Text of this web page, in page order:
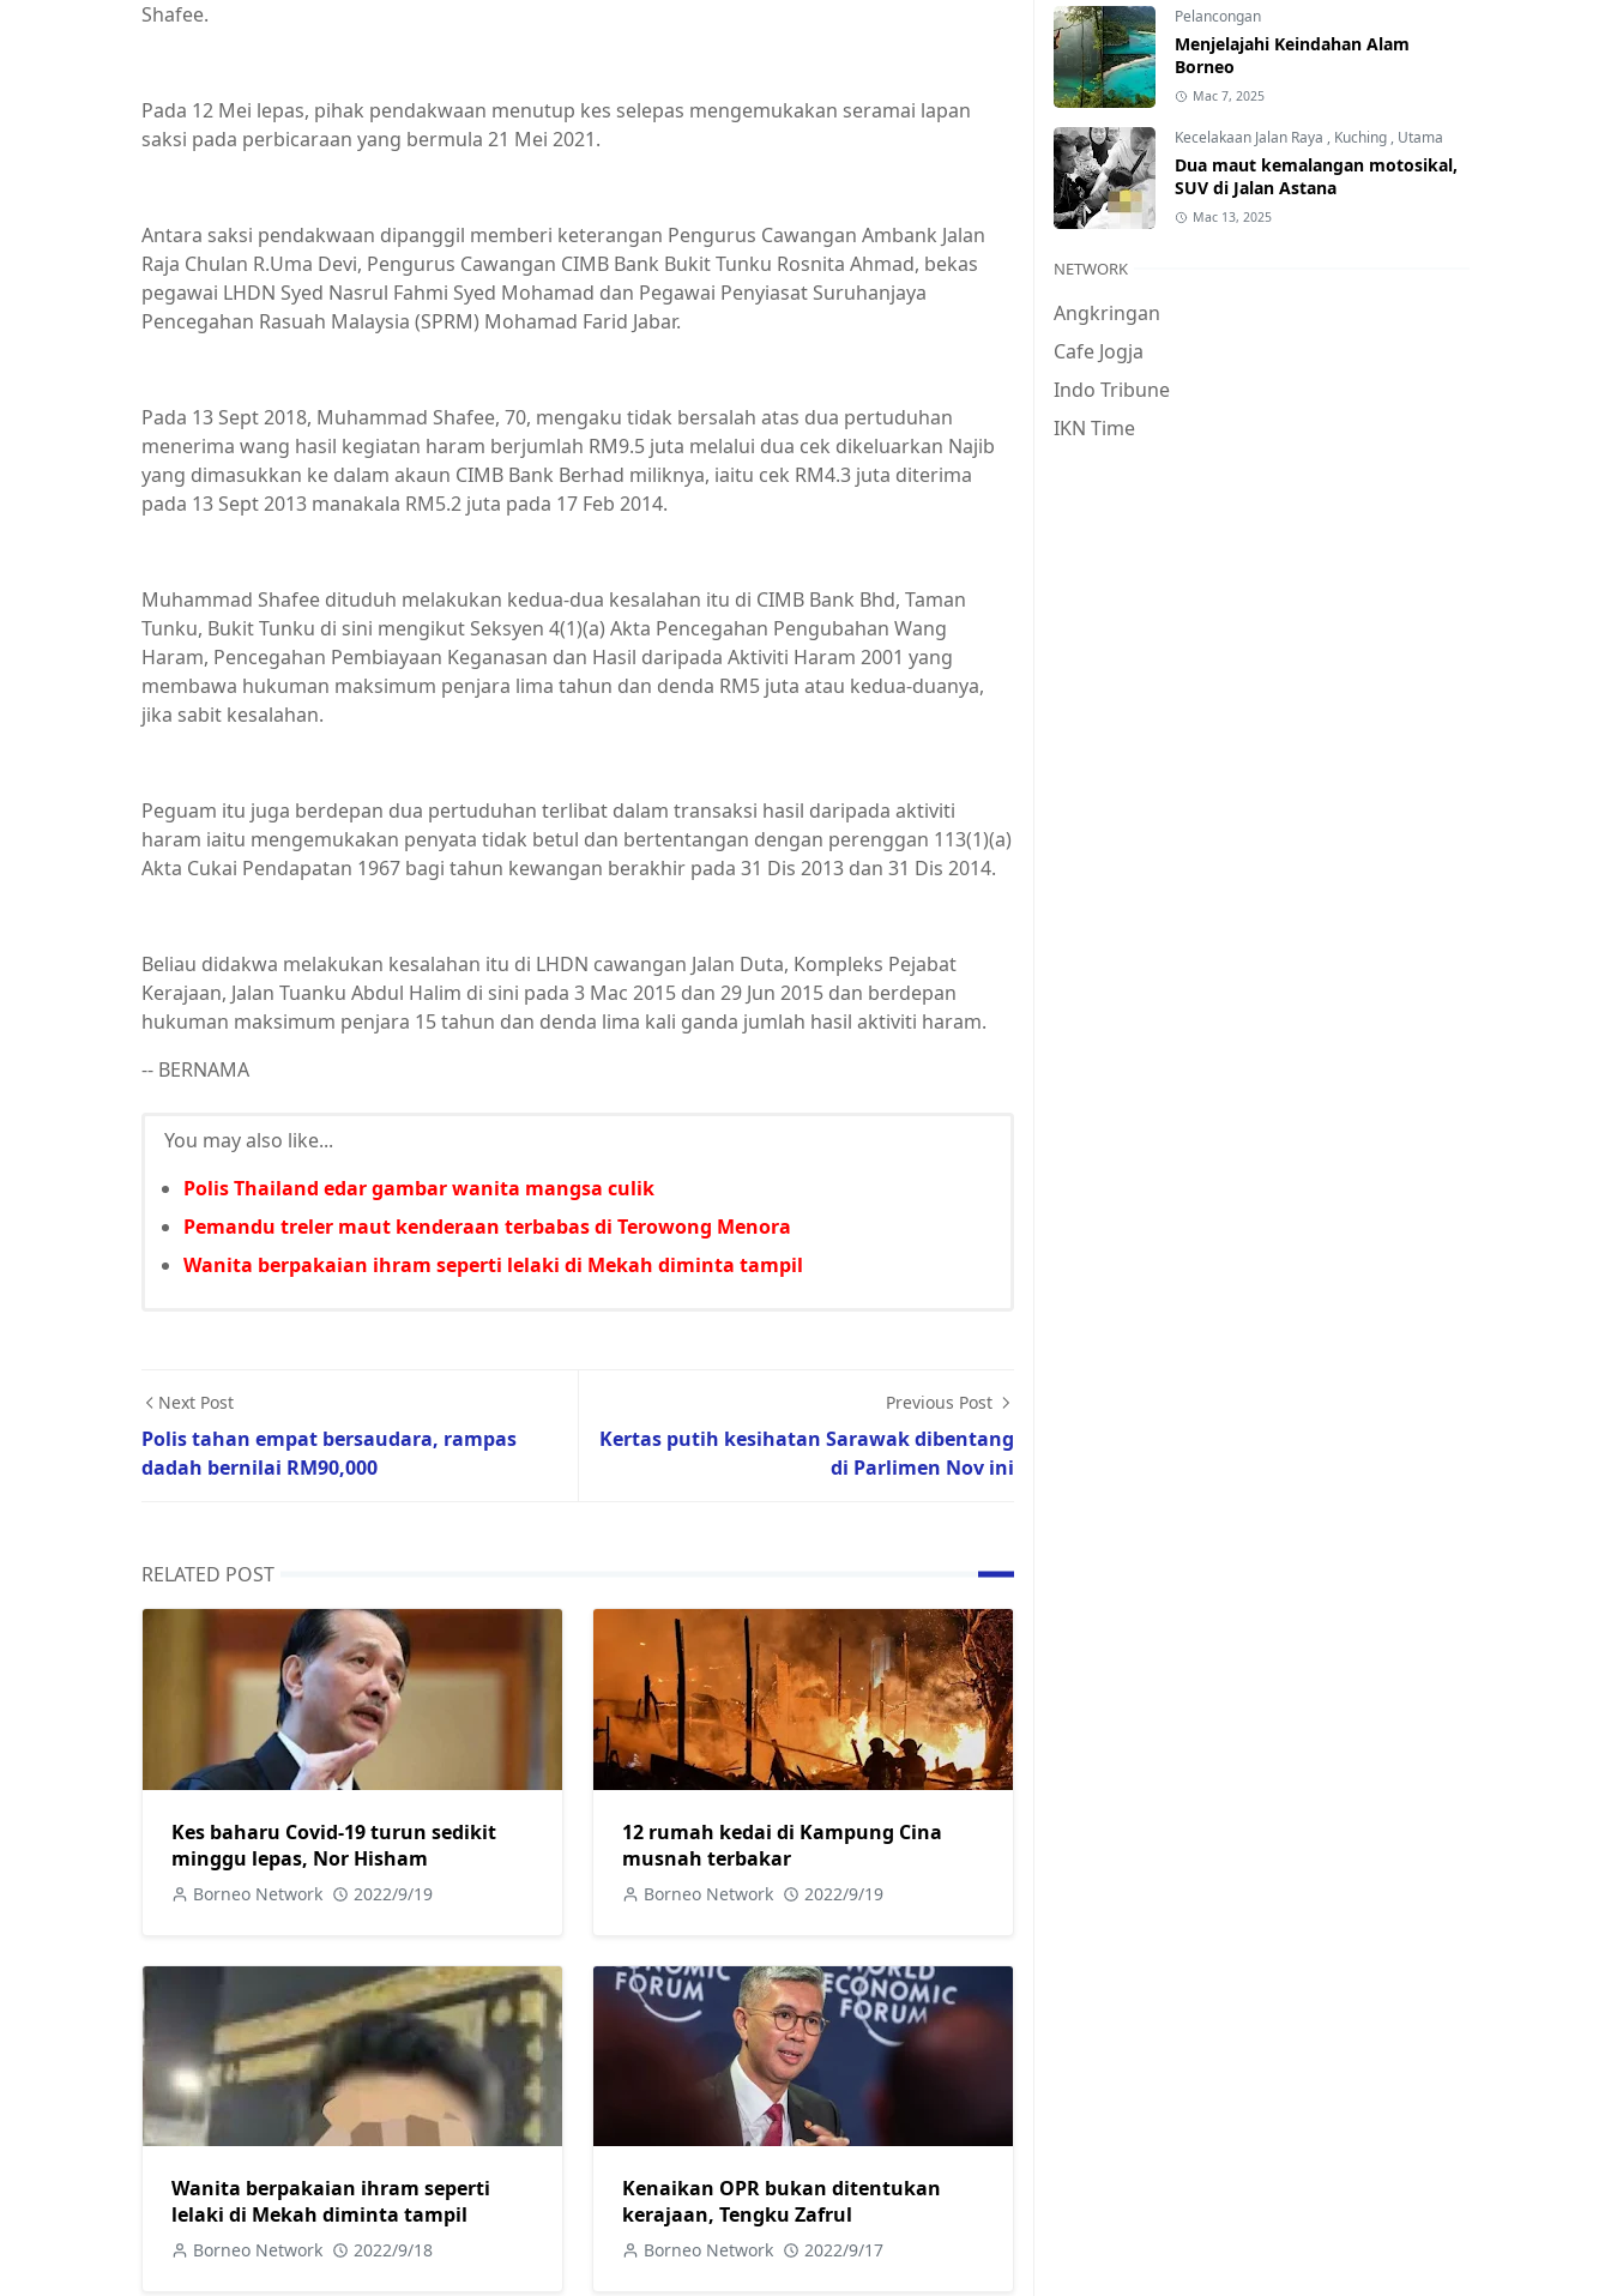
Shafee.
Pada 12 Mei lepas, pihak pendakwaan menutup kes selepas mengemukakan seramai lapan
saksi pada perbicaraan yang bermula 21 Mei 2021.
Antara saksi pendakwaan dipanggil memberi keterangan Pengurus Cawangan Ambank Jalan
Raja Chulan R.Uma Devi, Pengurus Cawangan CIMB Bank Bukit Tunku Rosnita Ahmad, bekas
pegawai LHDN Syed Nasrul Fahmi Syed Mohamad dan Pegawai Penyiasat Suruhanjaya
Pencegahan Rasuah Malaysia (SPRM) Mohamad Farid Jabar.
Pada 13 Sept 2018, Muhammad Shafee, 70, mengaku tidak bersalah atas dua pertuduhan
menerima wang hasil kegiatan haram berjumlah RM9.5 juta melalui dua cek dikeluarkan Najib
yang dimasukkan ke dalam akaun CIMB Bank Berhad miliknya, iaitu cek RM4.3 juta diterima
pada 13 Sept 2013 manakala RM5.2 juta pada 17 Feb 2014.
Muhammad Shafee dituduh melakukan kedua-dua kesalahan itu di CIMB Bank Bhd, Taman
Tunku, Bukit Tunku di sini mengikut Seksyen 4(1)(a) Akta Pencegahan Pengubahan Wang
Haram, Pencegahan Pembiayaan Keganasan dan Hasil daripada Aktiviti Haram 2001 yang
membawa hukuman maksimum penjara lima tahun dan denda RM5 juta atau kedua-duanya,
jika sabit kesalahan.
Peguam itu juga berdepan dua pertuduhan terlibat dalam transaksi hasil daripada aktiviti
haram iaitu mengemukakan penyata tidak betul dan bertentangan dengan perenggan 113(1)(a)
Akta Cukai Pendapatan 1967 bagi tahun kewangan berakhir pada 31 Dis 2013 dan 31 Dis 2014.
Beliau didakwa melakukan kesalahan itu di LHDN cawangan Jalan Duta, Kompleks Pejabat
Kerajaan, Jalan Tuanku Abdul Halim di sini pada 3 Mac 2015 dan 29 Jun 2015 dan berdepan
hukuman maksimum penjara 15 tahun dan denda lima kali ganda jumlah hasil aktiviti haram.
-- BERNAMA
You may also like...
Polis Thailand edar gambar wanita mangsa culik
Pemandu treler maut kenderaan terbabas di Terowong Menora
Wanita berpakaian ihram seperti lelaki di Mekah diminta tampil
Next Post
Polis tahan empat bersaudara, rampas
dadah bernilai RM90,000
Previous Post
Kertas putih kesihatan Sarawak dibentang
di Parlimen Nov ini
RELATED POST
Kes baharu Covid-19 turun sedikit
minggu lepas, Nor Hisham
Borneo Network 2022/9/19
12 rumah kedai di Kampung Cina
musnah terbakar
Borneo Network 2022/9/19
Wanita berpakaian ihram seperti
lelaki di Mekah diminta tampil
Borneo Network 2022/9/18
Kenaikan OPR bukan ditentukan
kerajaan, Tengku Zafrul
Borneo Network 2022/9/17
Pelancongan
Menjelajahi Keindahan Alam
Borneo
Mac 7, 2025
Kecelakaan Jalan Raya , Kuching , Utama
Dua maut kemalangan motosikal,
SUV di Jalan Astana
Mac 13, 2025
NETWORK
Angkringan
Cafe Jogja
Indo Tribune
IKN Time